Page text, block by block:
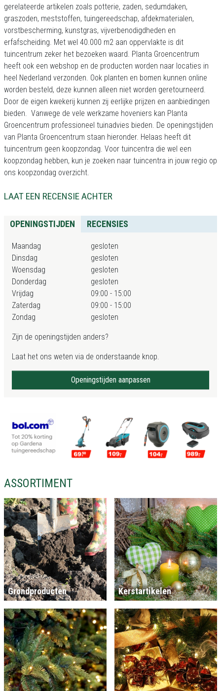
gerelateerde artikelen zoals potterie, zaden, sedumdaken,
graszoden, meststoffen, tuingereedschap, afdekmaterialen,
vorstbescherming, kunstgras, vijverbenodigdheden en
erfafscheiding. Met wel 40.000 m2 aan oppervlakte is dit
tuincentrum zeker het bezoeken waard. Planta Groencentrum
heeft ook een webshop en de producten worden naar locaties in
heel Nederland verzonden. Ook planten en bomen kunnen online
worden besteld, deze kunnen alleen niet worden geretourneerd.
Door de eigen kwekerij kunnen zij eerlijke prijzen en aanbiedingen
bieden. Vanwege de vele werkzame hoveniers kan Planta
Groencentrum professioneel tuinadvies bieden. De openingstijden
van Planta Groencentrum staan hieronder. Helaas heeft dit
tuincentrum geen koopzondag. Voor tuincentra die wel een
koopzondag hebben, kun je zoeken naar tuincentra in jouw regio op
ons koopzondag overzicht.
LAAT EEN RECENSIE ACHTER
OPENINGSTIJDEN RECENSIES
Maandag
gesloten
Dinsdag
gesloten
Woensdag
gesloten
Donderdag
gesloten
Vrijdag
09:00 - 15:00
Zaterdag
09:00 - 15:00
Zondag
gesloten
Zijn de openingstijden anders?
Laat het ons weten via de onderstaande knop.
Openingstijden aanpassen
ASSORTIMENT
Grondproducten Kerstartikelen